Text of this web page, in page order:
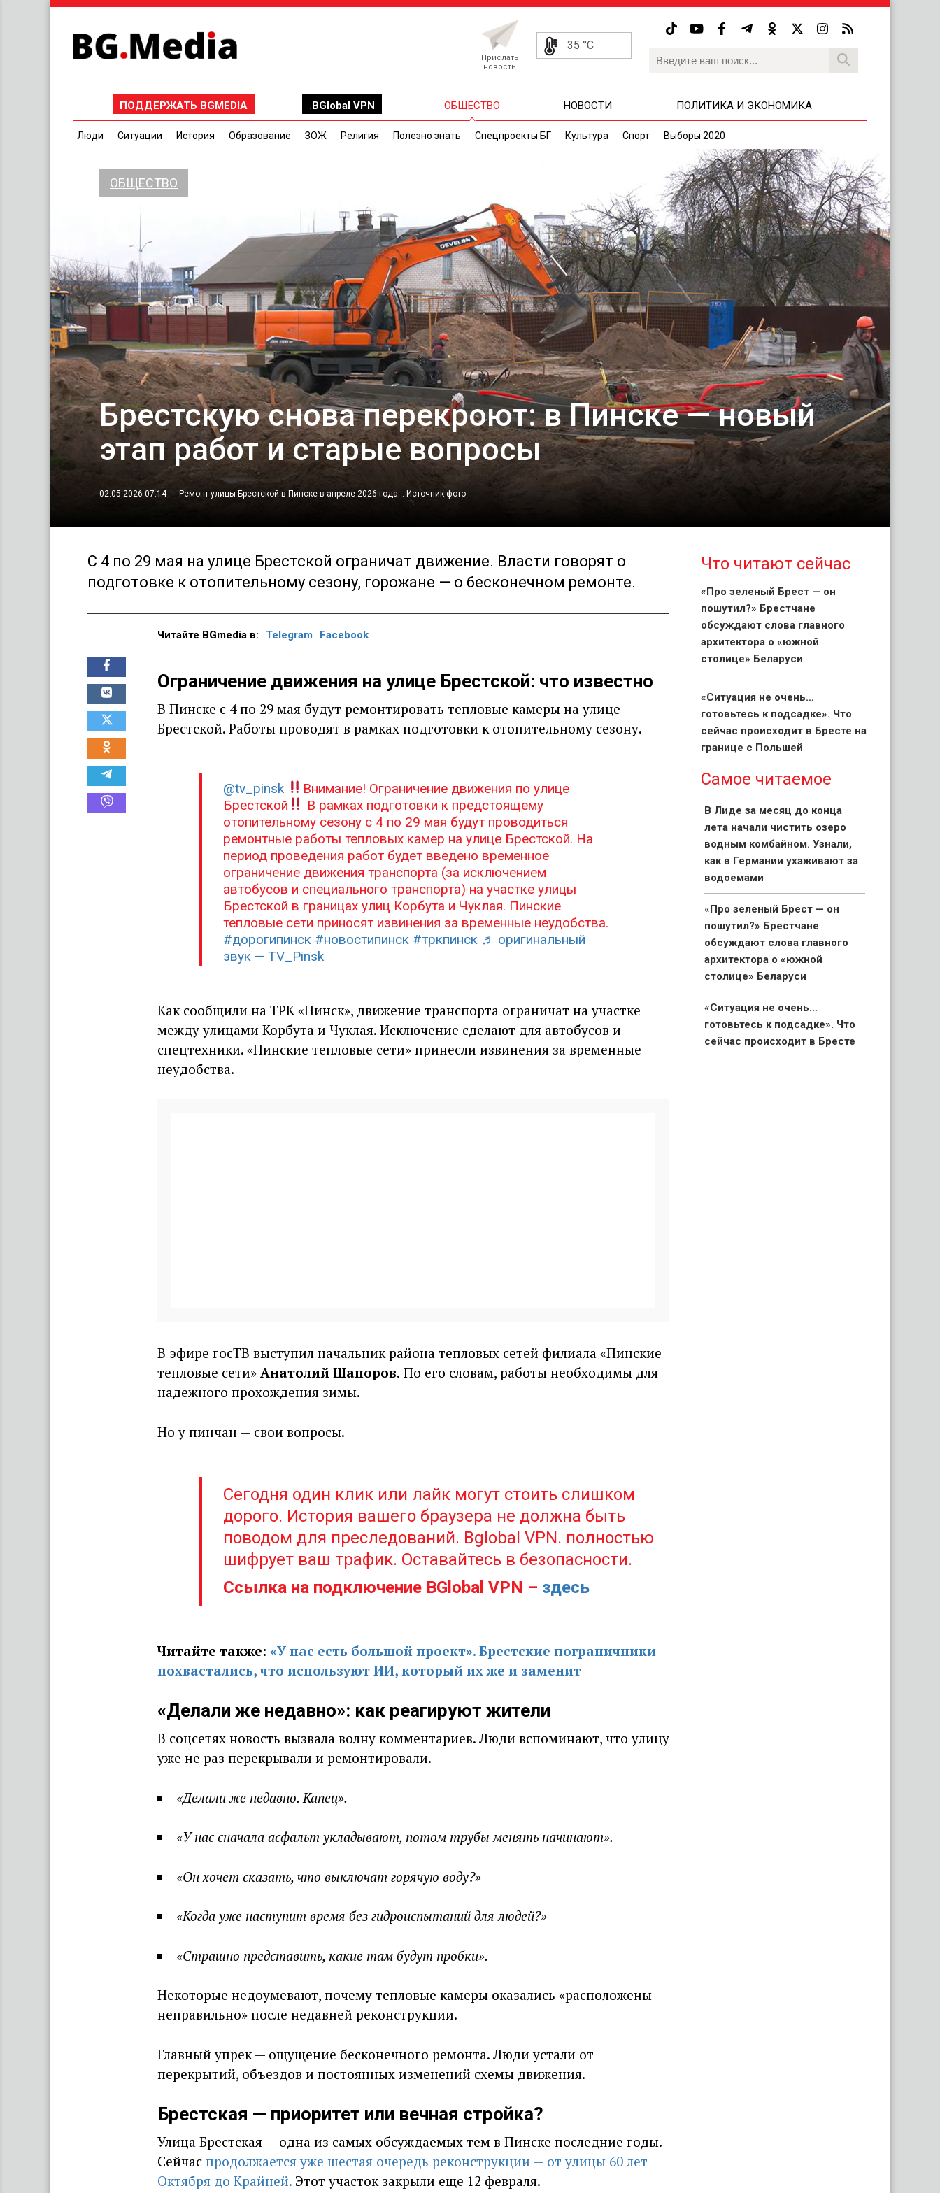
Прислать
новость
35 °C
ПОДДЕРЖАТЬ BGMEDIA BGlobal VPN ОБЩЕСТВО
Люди Ситуации История Образование ЗОЖ Религия Полезно знать Спецпроекты БГ Культура Спорт Выборы 2020
НОВОСТИ ПОЛИТИКА И ЭКОНОМИКА
ОБЩЕСТВО
Брестскую снова перекроют: в Пинске — новый
этап работ и старые вопросы
02.05.2026 07:14 Ремонт улицы Брестской в Пинске в апреле 2026 года. . Источник фото
С 4 по 29 мая на улице Брестской ограничат движение. Власти говорят о
подготовке к отопительному сезону, горожане — о бесконечном ремонте.
Читайте BGmedia в: Telegram Facebook
Ограничение движения на улице Брестской: что известно
В Пинске с 4 по 29 мая будут ремонтировать тепловые камеры на улице
Брестской. Работы проводят в рамках подготовки к отопительному сезону.
@tv_pinsk
Внимание! Ограничение движения по улице
Брестской
В рамках подготовки к предстоящему
отопительному сезону с 4 по 29 мая будут проводиться
ремонтные работы тепловых камер на улице Брестской. На
период проведения работ будет введено временное
ограничение движения транспорта (за исключением
автобусов и специального транспорта) на участке улицы
Брестской в границах улиц Корбута и Чуклая. Пинские
тепловые сети приносят извинения за временные неудобства.
#дорогипинск #новостипинск #тркпинск ♬ оригинальный
звук — TV_Pinsk
Как сообщили на ТРК «Пинск», движение транспорта ограничат на участке
между улицами Корбута и Чуклая. Исключение сделают для автобусов и
спецтехники. «Пинские тепловые сети» принесли извинения за временные
неудобства.
В эфире госТВ выступил начальник района тепловых сетей филиала «Пинские
тепловые сети» Анатолий Шапоров. По его словам, работы необходимы для
надежного прохождения зимы.
Но у пинчан — свои вопросы.
Сегодня один клик или лайк могут стоить слишком
дорого. История вашего браузера не должна быть
поводом для преследований. Bglobal VPN. полностью
шифрует ваш трафик. Оставайтесь в безопасности.
Ссылка на подключение BGlobal VPN – здесь
Читайте также: «У нас есть большой проект». Брестские пограничники
похвастались, что используют ИИ, который их же и заменит
«Делали же недавно»: как реагируют жители
В соцсетях новость вызвала волну комментариев. Люди вспоминают, что улицу
уже не раз перекрывали и ремонтировали.
«Делали же недавно. Капец».
«У нас сначала асфальт укладывают, потом трубы менять начинают».
«Он хочет сказать, что выключат горячую воду?»
«Когда уже наступит время без гидроиспытаний для людей?»
«Страшно представить, какие там будут пробки».
Некоторые недоумевают, почему тепловые камеры оказались «расположены
неправильно» после недавней реконструкции.
Главный упрек — ощущение бесконечного ремонта. Люди устали от
перекрытий, объездов и постоянных изменений схемы движения.
Брестская — приоритет или вечная стройка?
Улица Брестская — одна из самых обсуждаемых тем в Пинске последние годы.
Сейчас продолжается уже шестая очередь реконструкции — от улицы 60 лет
Октября до Крайней. Этот участок закрыли еще 12 февраля.
Что читают сейчас
«Про зеленый Брест — он
пошутил?» Брестчане
обсуждают слова главного
архитектора о «южной
столице» Беларуси
«Ситуация не очень…
готовьтесь к подсадке». Что
сейчас происходит в Бресте на
границе с Польшей
Самое читаемое
В Лиде за месяц до конца
лета начали чистить озеро
водным комбайном. Узнали,
как в Германии ухаживают за
водоемами
«Про зеленый Брест — он
пошутил?» Брестчане
обсуждают слова главного
архитектора о «южной
столице» Беларуси
«Ситуация не очень…
готовьтесь к подсадке». Что
сейчас происходит в Бресте